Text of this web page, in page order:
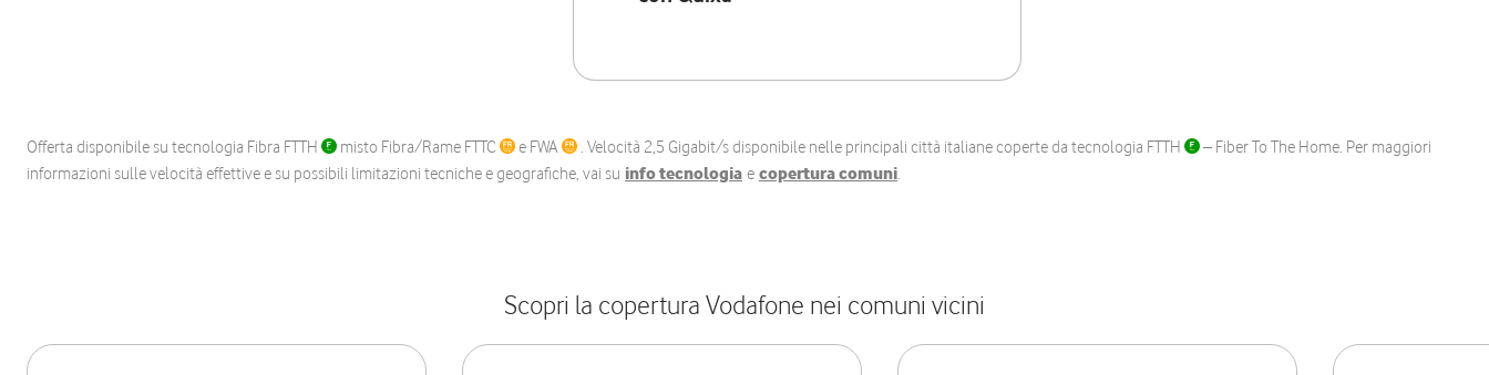
Offerta disponibile su tecnologia Fibra FTTH misto Fibra/Rame FTTC e FWA . Velocità 2,5 Gigabit/s disponibile nelle principali città italiane coperte da tecnologia FTTH
– Fiber To The Home. Per maggiori
informazioni sulle velocità effettive e su possibili limitazioni tecniche e geografiche, vai su info tecnologia e copertura comuni.
Scopri la copertura Vodafone nei comuni vicini